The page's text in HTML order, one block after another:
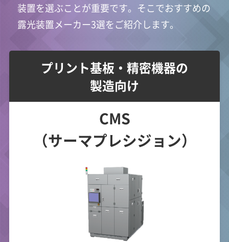
装置を選ぶことが重要です。そこでおすすめの
露光装置メーカー3選をご紹介します。
プリント基板・精密機器の
製造向け
CMS
（サーマプレシジョン）